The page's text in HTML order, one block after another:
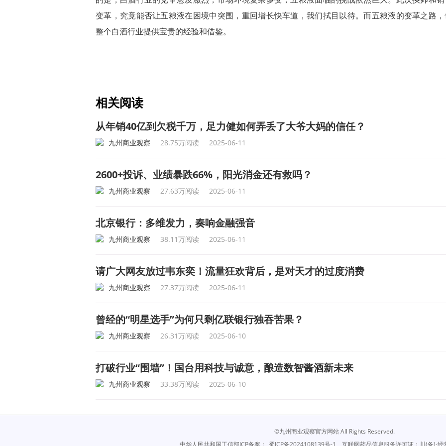
变革，究竟能否让五粮液在困境中突围，重回增长快车道，我们拭目以待。而五粮液的变革之路
整个白酒行业提供宝贵的经验和借鉴。
相关阅读
从年销40亿到欠税千万，足力健如何弄丢了大爷大妈的信任？
九州商业观察 28.75万阅读 2025-06-11
2600+投诉、业绩暴跌66%，阳光消金还有救吗？
九州商业观察 27.63万阅读 2025-06-11
北京银行：多维发力，奏响金融强音
九州商业观察 38.11万阅读 2025-06-11
请广大网友放过韦东奕！流量狂欢背后，是对天才的过度消费
九州商业观察 27.37万阅读 2025-06-11
曾经的“明星选手”为何只剩亿联银行独吞苦果？
九州商业观察 26.31万阅读 2025-06-10
打破行业“围墙”！国台用科技与诚意，酿造数智酱酒新未来
九州商业观察 33.38万阅读 2025-06-10
©九州商业观察官方网站 All Rights Reserved.
中华人民共和国工信部ICP备案： 蜀ICP备2024108139号-1 互联网药品信息服务许可证：川(备)-经